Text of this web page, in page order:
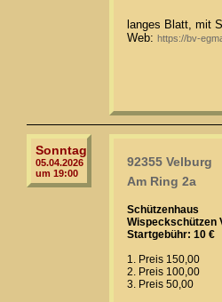
langes Blatt, mit
Web: https://bv-
Sonntag
05.04.2026
um 19:00
92355 Velburg
Am Ring 2a
Schützenhaus
Wispeckschützen
Startgebühr: 10 €
1. Preis 150,00
2. Preis 100,00
3. Preis 50,00